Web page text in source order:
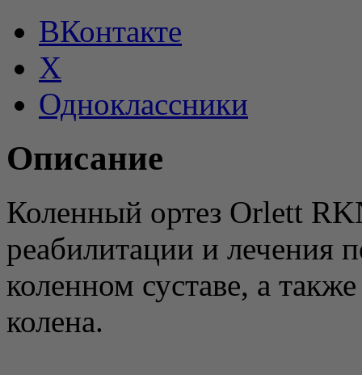
ВКонтакте
X
Одноклассники
Описание
Коленный ортез Orlett
реабилитации и лечения
коленном суставе, а
колена.